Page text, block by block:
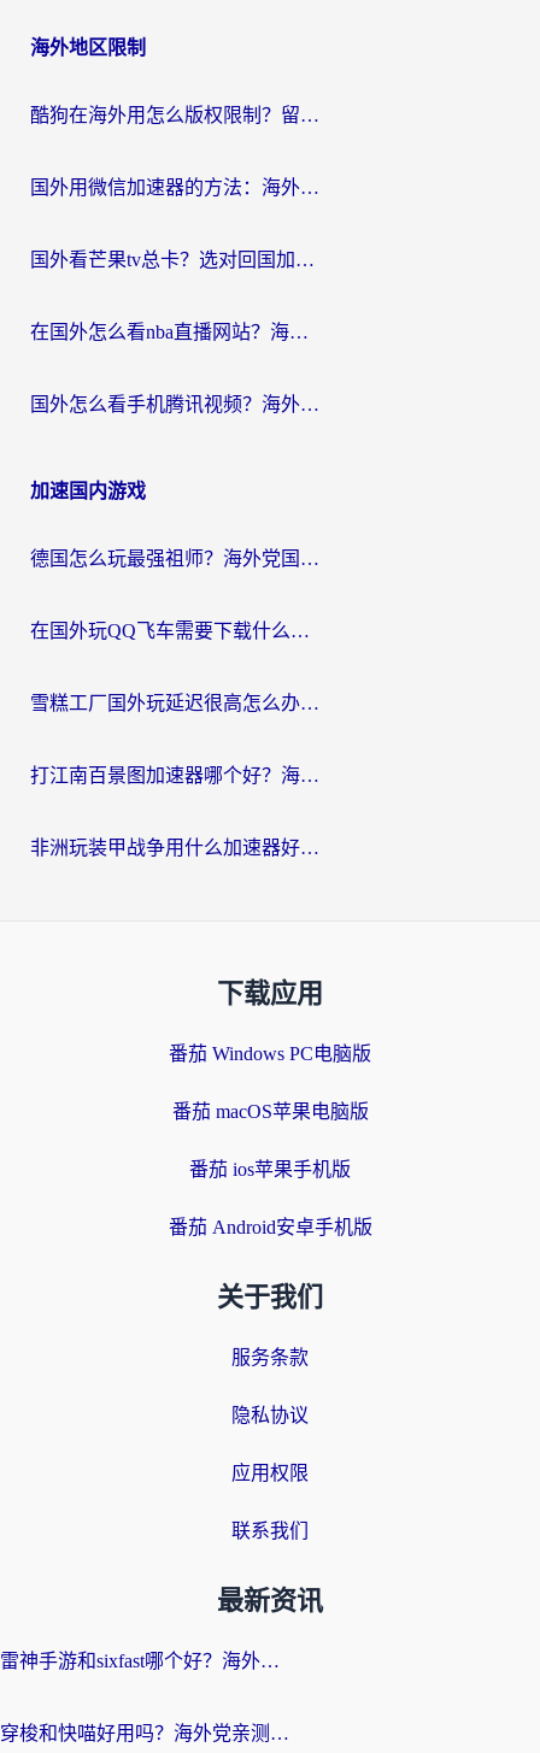
海外地区限制
酷狗在海外用怎么版权限制？留学生亲测：3步解决听国内音乐难题
国外用微信加速器的方法：海外党无缝连接国内生活的实用指南
国外看芒果tv总卡？选对回国加速器，轻松追《浪姐》不费劲
在国外怎么看nba直播网站？海外党专属体育观赛指南，告别地区限制！
国外怎么看手机腾讯视频？海外党亲测有效的追剧加速器选择指南
加速国内游戏
德国怎么玩最强祖师？海外党国服游戏加速器选择全攻略（附宝可梦Online实测）
在国外玩QQ飞车需要下载什么加速器呢？海外党亲测有效的国服游戏加速指南
雪糕工厂国外玩延迟很高怎么办？海外玩家国服游戏加速终极攻略（附实测推荐）
打江南百景图加速器哪个好？海外党踩坑N次后，终于找到不卡的秘诀
非洲玩装甲战争用什么加速器好？海外党亲测有效的国服游戏加速方案
下载应用
番茄 Windows PC电脑版
番茄 macOS苹果电脑版
番茄 ios苹果手机版
番茄 Android安卓手机版
关于我们
服务条款
隐私协议
应用权限
联系我们
最新资讯
雷神手游和sixfast哪个好？海外党亲测3款回国加速器，教你选对不踩坑
穿梭和快喵好用吗？海外党亲测：小众加速器对比+番茄加速器深度体验